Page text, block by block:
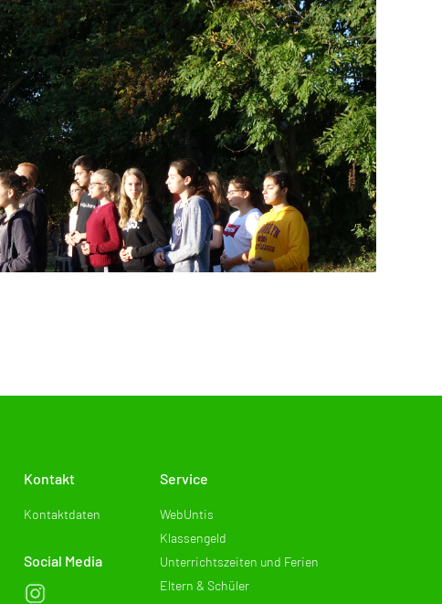
Kontakt
Kontaktdaten
Social Media
Service
WebUntis
Klassengeld
Unterrichtszeiten und Ferien
Eltern & Schüler